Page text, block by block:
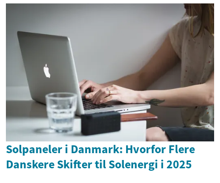
Solpaneler i Danmark: Hvorfor Flere
Danskere Skifter til Solenergi i 2025